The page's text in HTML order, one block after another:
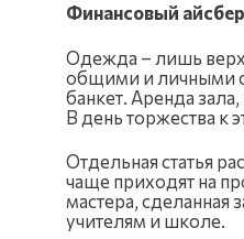
Финансовый
Одежда – лишь
общими и личными
банкет. Аренда
В день торжества к
Отдельная статья
чаще приходят на
мастера, сделанная
учителям и школе.